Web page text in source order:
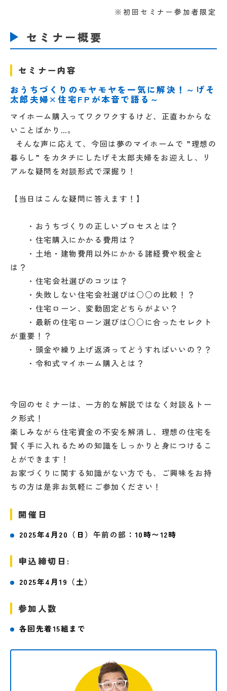
※初回セミナー参加者限定
セミナー概要
セミナー内容
おうちづくりのモヤモヤを一気に解決！～げそ
太郎夫婦×住宅FPが本音で語る～
マイホーム購入ってワクワクするけど、正直わからな
いことばかり…。
そんな声に応えて、今回は夢のマイホームで ”理想の
暮らし” をカタチにしたげそ太郎夫婦をお迎えし、リ
アルな疑問を対談形式で深掘り！
【当日はこんな疑問に答えます！】
・おうちづくりの正しいプロセスとは？
・住宅購入にかかる費用は？
・土地・建物費用以外にかかる諸経費や税金と
は？
・住宅会社選びのコツは？
・失敗しない住宅会社選びは○○の比較！？
・住宅ローン、変動固定どちらがよい？
・最新の住宅ローン選びは○○に合ったセレクト
が重要！？
・頭金や繰り上げ返済ってどうすればいいの？？
・令和式マイホーム購入とは？
今回のセミナーは、一方的な解説ではなく対談＆トー
ク形式！
楽しみながら住宅資金の不安を解消し、理想の住宅を
賢く手に入れるための知識をしっかりと身につけるこ
とができます！
お家づくりに関する知識がない方でも、ご興味をお持
ちの方は是非お気軽にご参加ください！
開催日
2025年4月20（日） 午前の部 ：10時〜12時
申込締切日:
2025年4月19（土）
参加人数
各回先着15組まで